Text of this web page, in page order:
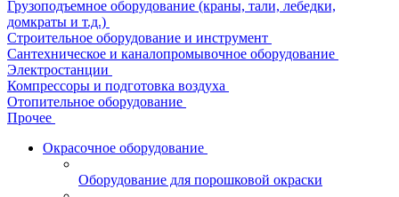
Грузоподъемное оборудование (краны, тали, лебедки,
домкраты и т.д.)
Строительное оборудование и инструмент
Сантехническое и каналопромывочное оборудование
Электростанции
Компрессоры и подготовка воздуха
Отопительное оборудование
Прочее
Окрасочное оборудование
Оборудование для порошковой окраски